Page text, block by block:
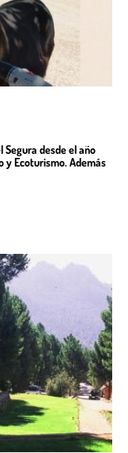
Segura desde el año
y Ecoturismo. Además